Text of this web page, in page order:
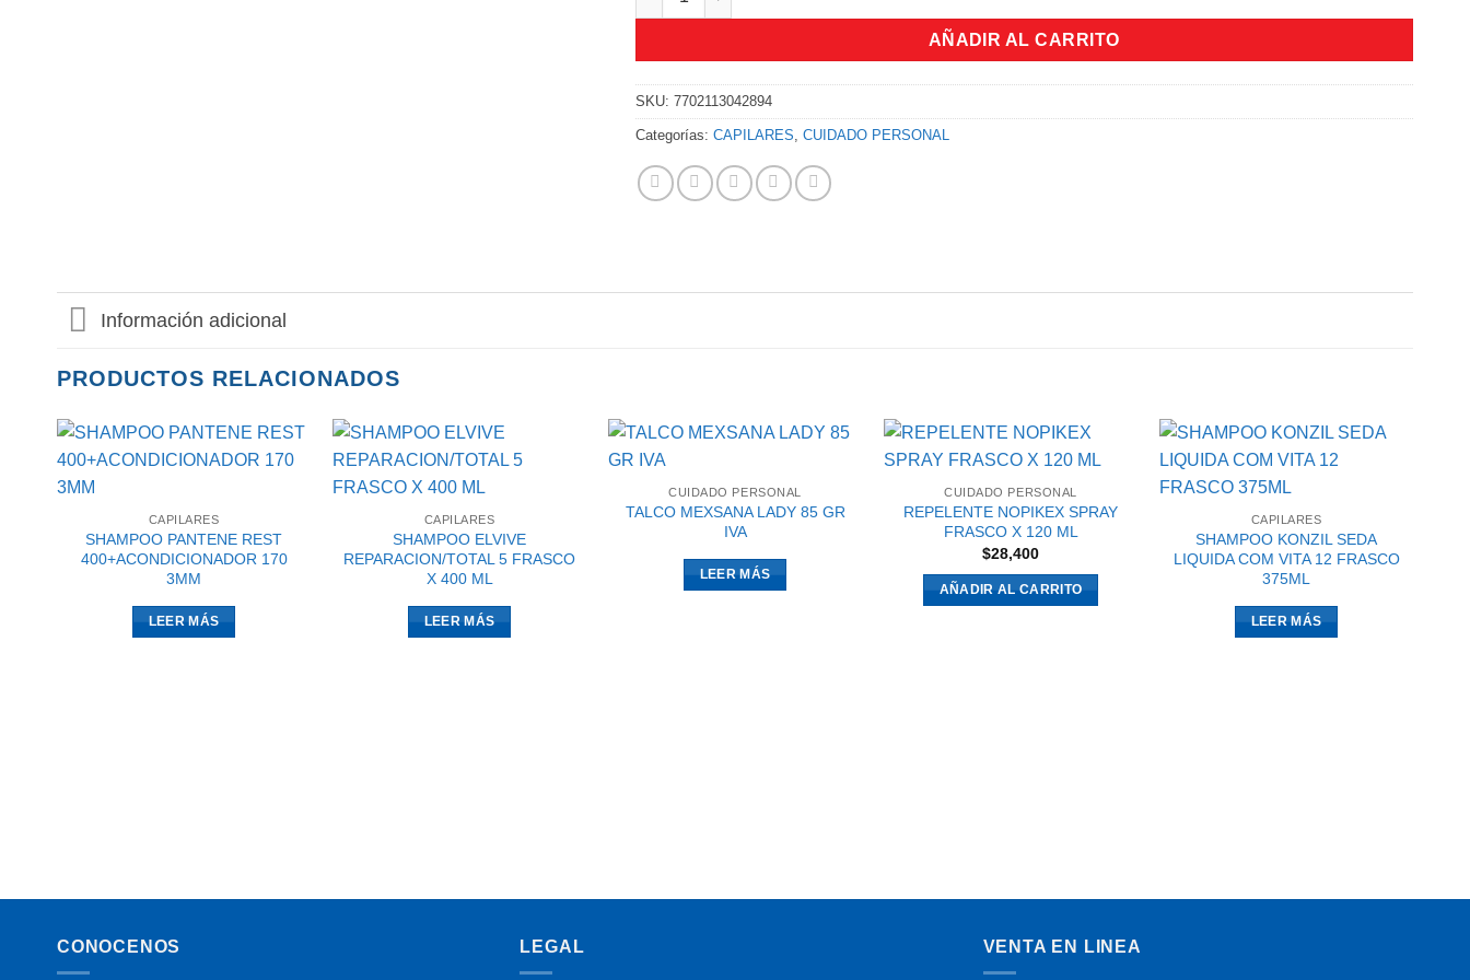
AÑADIR AL CARRITO
SKU:7702113042894
Categorías:CAPILARES ,CUIDADO PERSONAL
Información adicional
PRODUCTOS RELACIONADOS
CAPILARES
SHAMPOO PANTENE REST
400+ACONDICIONADOR 170
3MM
LEER MÁS
CAPILARES
SHAMPOO ELVIVE
REPARACION/TOTAL 5 FRASCO
X 400 ML
LEER MÁS
CUIDADO PERSONAL
TALCO MEXSANA LADY 85 GR
IVA
LEER MÁS
CUIDADO PERSONAL
REPELENTE NOPIKEX SPRAY
FRASCO X 120 ML
$28,400
AÑADIR AL CARRITO
CAPILARES
SHAMPOO KONZIL SEDA
LIQUIDA COM VITA 12 FRASCO
375ML
LEER MÁS
CONOCENOS LEGAL VENTA EN LINEA